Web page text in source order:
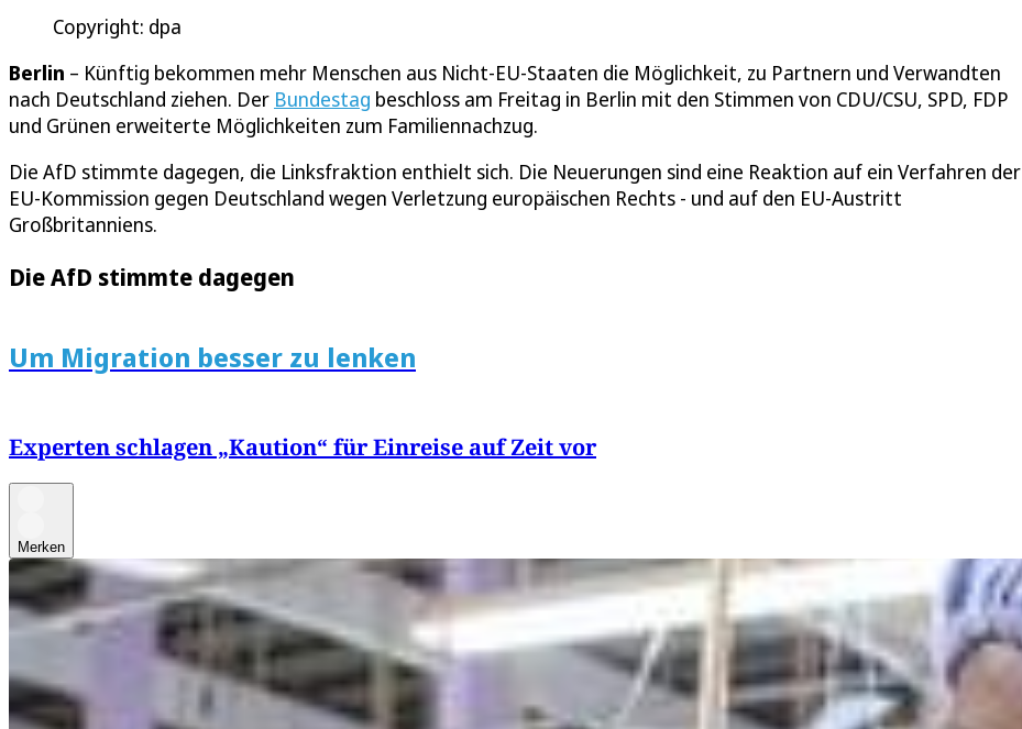
Copyright: dpa
Berlin – Künftig bekommen mehr Menschen aus Nicht-EU-Staaten die Möglichkeit, zu Partnern und Verwandten
nach Deutschland ziehen. Der Bundestag beschloss am Freitag in Berlin mit den Stimmen von CDU/CSU, SPD, FDP
und Grünen erweiterte Möglichkeiten zum Familiennachzug.
Die AfD stimmte dagegen, die Linksfraktion enthielt sich. Die Neuerungen sind eine Reaktion auf ein Verfahren der
EU-Kommission gegen Deutschland wegen Verletzung europäischen Rechts - und auf den EU-Austritt
Großbritanniens.
Die AfD stimmte dagegen
Um Migration besser zu lenken
Experten schlagen „Kaution“ für Einreise auf Zeit vor
Merken